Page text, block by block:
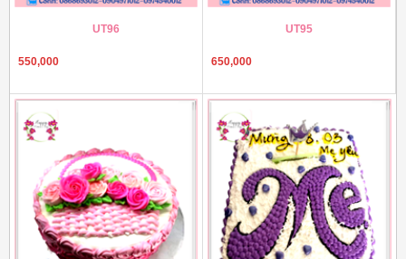
UT96
550,000
UT95
650,000